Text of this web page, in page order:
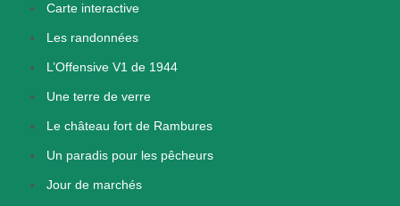
Carte interactive
Les randonnées
L’Offensive V1 de 1944
Une terre de verre
Le château fort de Rambures
Un paradis pour les pêcheurs
Jour de marchés